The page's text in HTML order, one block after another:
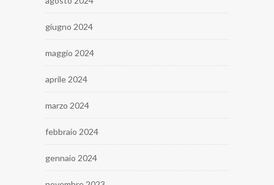
giugno 2024
maggio 2024
aprile 2024
marzo 2024
febbraio 2024
gennaio 2024